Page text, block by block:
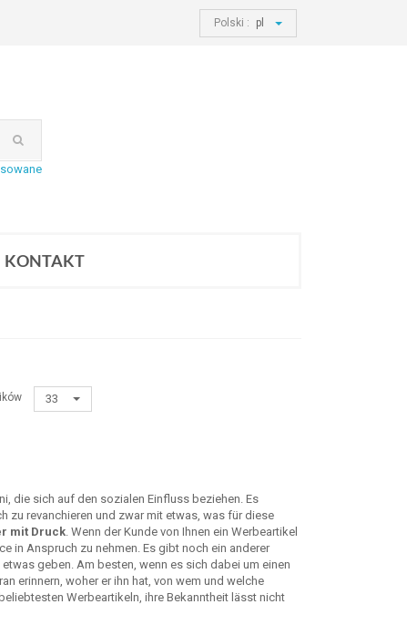
Polski : pl
KONTAKT
33
die sich auf den sozialen Einfluss beziehen. Es
zu revanchieren und zwar mit etwas, was für diese
mit Druck. Wenn der Kunde von Ihnen ein Werbeartikel
in Anspruch zu nehmen. Es gibt noch ein anderer
geben. Am besten, wenn es sich dabei um einen
erinnern, woher er ihn hat, von wem und welche
Werbeartikeln, ihre Bekanntheit lässt nicht